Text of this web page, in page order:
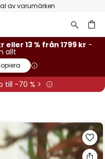
av varumärken
eller 13 % från 1799 kr -
allt
till -70 % >